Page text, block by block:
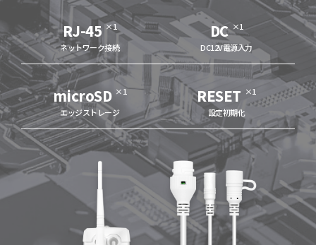
RJ-45 ×1
ネットワーク接続
DC ×1
DC12V電源入力
microSD ×1
エッジストレージ
RESET ×1
設定初期化